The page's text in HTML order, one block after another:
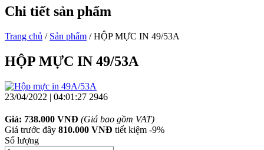
Chi tiết sản phẩm
Trang chủ / Sản phẩm / HỘP MỰC IN 49/53A
HỘP MỰC IN 49/53A
23/04/2022 | 04:01:27 2946
Giá: 738.000 VNĐ (Giá bao gồm VAT)
Giá trước đây 810.000 VNĐ tiết kiệm -9%
Số lượng